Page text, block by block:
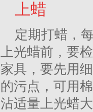
上蜡
定期打蜡，
上光蜡前，要
家具，要先用
的污点，可用
沾适量上光蜡